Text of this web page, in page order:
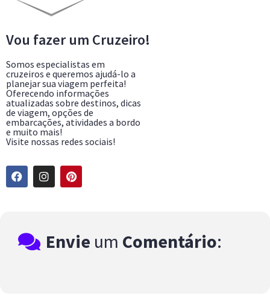
Vou fazer um Cruzeiro!
Somos especialistas em
cruzeiros e queremos ajudá-lo a
planejar sua viagem perfeita!
Oferecendo informações
atualizadas sobre destinos, dicas
de viagem, opções de
embarcações, atividades a bordo
e muito mais!
Visite nossas redes sociais!
Envie um Comentário: